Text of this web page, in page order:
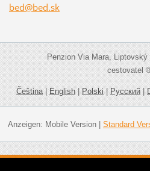
bed@bed.sk
Penzion Via Mara,
cestovatel
Čeština|English|Polski|Русский|
Anzeigen: Mobile Version| Standard